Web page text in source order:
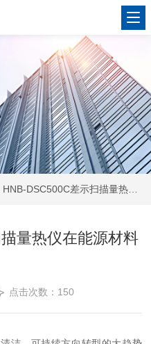
DSC500C差示扫描量热仪在能源材料中的应用
量热仪在能源材料
点击次数：150